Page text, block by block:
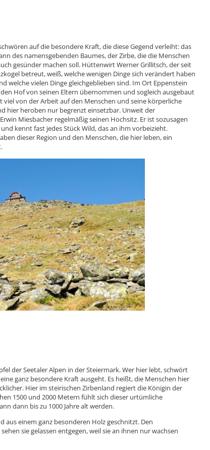
auf die besondere Kraft, die diese Gegend verleiht: das
des namensgebenden Baumes, der Zirbe, die die Menschen
gesünder machen soll. Hüttenwirt Werner Grillitsch, der seit
betreut, weiß, welche wenigen Dinge sich verändert haben
welche vielen Dinge gleichgeblieben sind. Im Ort Eppenstein
Hof von seinen Eltern übernommen und sogleich ausgebaut
von der Arbeit auf den Menschen und seine körperliche
hier heroben nur begrenzt einsetzbar. Unweit der
Miesbacher regelmäßig seinen Hochsitz. Er ist sozusagen
kennt fast jedes Stück Wild, das an ihm vorbeizieht.
dieser Region und den Menschen, die hier leben, ein
der Seetaler Alpen in der Steiermark. Wer hier lebt, schwört
ganz besondere Kraft ausgeht. Es heißt, die Menschen hier
Hier im steirischen Zirbenland regiert die Königin der
1500 und 2000 Metern fühlt sich dieser urtümliche
dann bis zu 1000 Jahre alt werden.
aus einem ganz besonderen Holz geschnitzt. Den
sie gelassen entgegen, weil sie an ihnen nur wachsen